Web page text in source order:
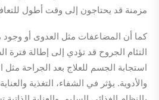
مزمنة قد يحتاجون إلى وقت أطول
كما أن المضاعفات مثل العدوى أو
التئام الجروح قد تؤدي إلى إطالة فترة
استجابة الجسم للعلاج بعد الجراحة مثل
والأدوية. يؤثر في الشفاء، التغذية والعناية